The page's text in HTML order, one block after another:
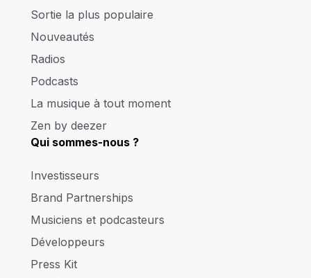
Sortie la plus populaire
Nouveautés
Radios
Podcasts
La musique à tout moment
Zen by deezer
Qui sommes-nous ?
Investisseurs
Brand Partnerships
Musiciens et podcasteurs
Développeurs
Press Kit